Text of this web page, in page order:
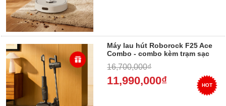
Máy lau hút Roborock F25 Ace
Combo - combo kèm trạm sạc
tự làm rỗng, hút lau cùng lúc
16,700,000₫
11,990,000₫ HOT